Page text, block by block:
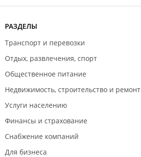
РАЗДЕЛЫ
Транспорт и перевозки
Отдых, развлечения, спорт
Общественное питание
Недвижимость, строительство и ремонт
Услуги населению
Финансы и страхование
Снабжение компаний
Для бизнеса